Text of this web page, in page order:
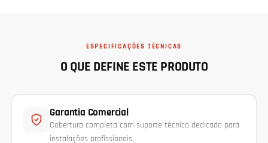
ESPECIFICAÇÕES TÉCNICAS
O QUE DEFINE ESTE PRODUTO
Garantia Comercial
Cobertura completa com suporte técnico dedicado para
instalações profissionais.